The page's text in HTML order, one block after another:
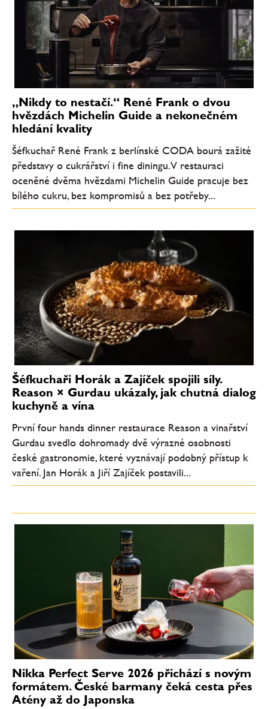
„Nikdy to nestačí.“ René Frank o dvou
hvězdách Michelin Guide a nekonečném
hledání kvality
Šéfkuchař René Frank z berlínské CODA bourá zažité
představy o cukrářství i fine diningu. V restauraci
oceněné dvěma hvězdami Michelin Guide pracuje bez
bílého cukru, bez kompromisů a bez potřeby...
Šéfkuchaři Horák a Zajíček spojili síly.
Reason × Gurdau ukázaly, jak chutná dialog
kuchyně a vína
První four hands dinner restaurace Reason a vinařství
Gurdau svedlo dohromady dvě výrazné osobnosti
české gastronomie, které vyznávají podobný přístup k
vaření. Jan Horák a Jiří Zajíček postavili...
Nikka Perfect Serve 2026 přichází s novým
formátem. České barmany čeká cesta přes
Atény až do Japonska